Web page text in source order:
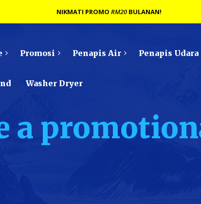
Promosi Penapis Air Penapis Udara
Washer Dryer
a
NIKMATI PROMO RM20 BULANAN!